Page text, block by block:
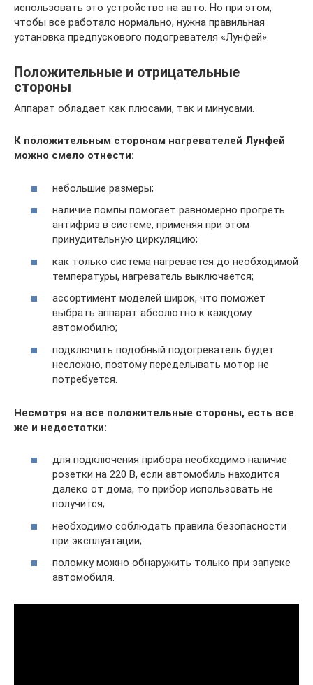
использовать это устройство на авто. Но при этом,
чтобы все работало нормально, нужна правильная
установка предпускового подогревателя «Лунфей».
Положительные и отрицательные
стороны
Аппарат обладает как плюсами, так и минусами.
К положительным сторонам нагревателей Лунфей
можно смело отнести:
небольшие размеры;
наличие помпы помогает равномерно прогреть
антифриз в системе, применяя при этом
принудительную циркуляцию;
как только система нагревается до необходимой
температуры, нагреватель выключается;
ассортимент моделей широк, что поможет
выбрать аппарат абсолютно к каждому
автомобилю;
подключить подобный подогреватель будет
несложно, поэтому переделывать мотор не
потребуется.
Несмотря на все положительные стороны, есть все
же и недостатки:
для подключения прибора необходимо наличие
розетки на 220 В, если автомобиль находится
далеко от дома, то прибор использовать не
получится;
необходимо соблюдать правила безопасности
при эксплуатации;
поломку можно обнаружить только при запуске
автомобиля.